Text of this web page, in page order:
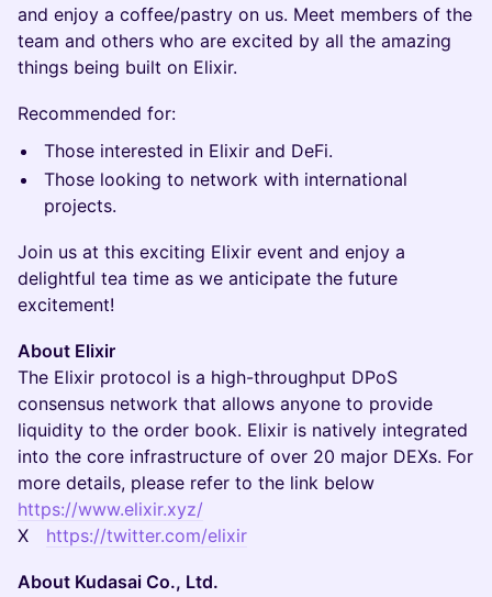
and enjoy a coffee/pastry on us. Meet members of the
team and others who are excited by all the amazing
things being built on Elixir.
Recommended for:
Those interested in Elixir and DeFi.
Those looking to network with international
projects.
Join us at this exciting Elixir event and enjoy a
delightful tea time as we anticipate the future
excitement!
About Elixir
The Elixir protocol is a high-throughput DPoS
consensus network that allows anyone to provide
liquidity to the order book. Elixir is natively integrated
into the core infrastructure of over 20 major DEXs. For
more details, please refer to the link below
https://www.elixir.xyz/
X https://twitter.com/elixir
About Kudasai Co., Ltd.